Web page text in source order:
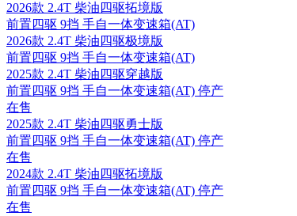
2026款 2.4T 柴油四驱拓境版
前置四驱 9挡 手自一体变速箱(AT)
2026款 2.4T 柴油四驱极境版
前置四驱 9挡 手自一体变速箱(AT)
2025款 2.4T 柴油四驱穿越版
前置四驱 9挡 手自一体变速箱(AT) 停产
在售
2025款 2.4T 柴油四驱勇士版
前置四驱 9挡 手自一体变速箱(AT) 停产
在售
2024款 2.4T 柴油四驱拓境版
前置四驱 9挡 手自一体变速箱(AT) 停产
在售